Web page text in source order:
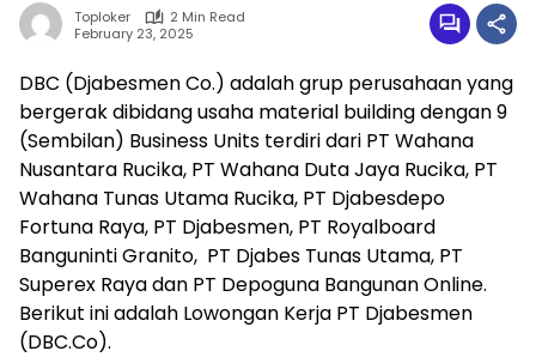
Toploker
2 Min Read
February 23, 2025
DBC (Djabesmen Co.) adalah grup perusahaan yang
bergerak dibidang usaha material building dengan 9
(Sembilan) Business Units terdiri dari PT Wahana
Nusantara Rucika, PT Wahana Duta Jaya Rucika, PT
Wahana Tunas Utama Rucika, PT Djabesdepo
Fortuna Raya, PT Djabesmen, PT Royalboard
Banguninti Granito, PT Djabes Tunas Utama, PT
Superex Raya dan PT Depoguna Bangunan Online.
Berikut ini adalah Lowongan Kerja PT Djabesmen
(DBC.Co).